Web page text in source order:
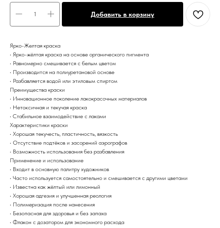
Добавить в корзину
Ярко-Желтая краска
• Ярко-жёлтая краска на основе органического пигмента
• Равномерно смешивается с белым цветом
• Производится на полиуретановой основе
• Разбавляется водой или этиловым спиртом
Преимущества краски
• Инновационное поколение лакокрасочных материалов
• Нетоксичная и текучая краска
• Стабильное взаимодействие с лаками
Характеристики краски
• Хорошая текучесть, пластичность, вязкость
• Отсутствие подтёков и засорений аэрографов
• Возможность использования без разбавления
Применение и использование
• Входит в основную палитру художников
• Часто используется самостоятельно и смешивается с другими цветами
• Известна как жёлтый или лимонный
• Хорошая адгезия и улучшенная реология
• Полимеризация после нанесения
• Безопасная для здоровья и без запаха
• Флакон с дозатором для экономного расхода